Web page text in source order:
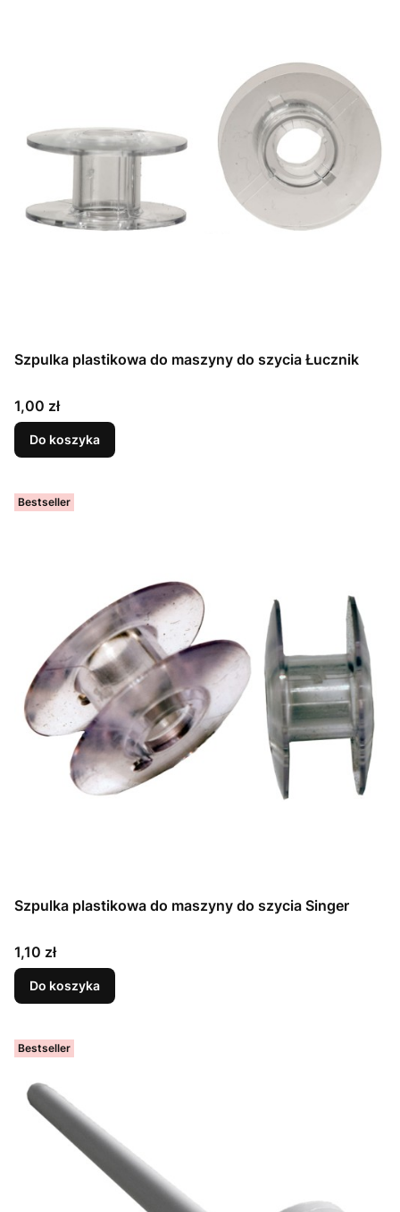
Szpulka plastikowa do maszyny do szycia Łucznik
Cena
1,00 zł
Do koszyka
Bestseller
Szpulka plastikowa do maszyny do szycia Singer
Cena
1,10 zł
Do koszyka
Bestseller